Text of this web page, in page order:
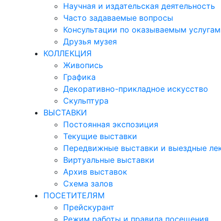
Научная и издательская деятельность
Часто задаваемые вопросы
Консультации по оказываемым услугам
Друзья музея
КОЛЛЕКЦИЯ
Живопись
Графика
Декоративно-прикладное искусство
Скульптура
ВЫСТАВКИ
Постоянная экспозиция
Текущие выставки
Передвижные выставки и выездные
Виртуальные выставки
Архив выставок
Схема залов
ПОСЕТИТЕЛЯМ
Прейскурант
Режим работы и правила посещения